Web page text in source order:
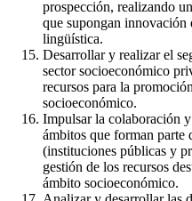
prospección, realizando
que supongan
lingüística.
Desarrollar y realizar el
sector socioeconómico
recursos para la
socioeconómico.
Impulsar la colaboración
ámbitos que forman parte
(instituciones públicas y
gestión de los recursos
ámbito socioeconómico.